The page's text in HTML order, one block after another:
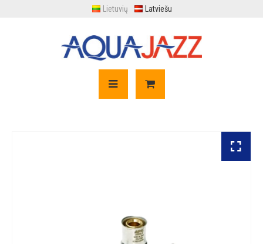
Lietuvių Latviešu